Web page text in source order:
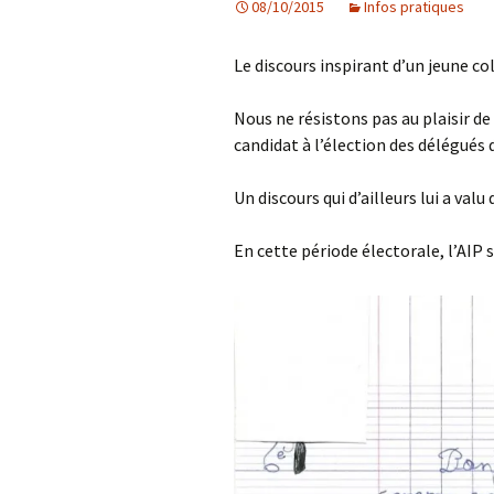
Débats et
Nous rejoindre
08/10/2015 Infos pratiques
Le discours inspirant d’un jeune
Nous ne résistons pas au plaisir
candidat à l’élection des délégués
Un discours qui d’ailleurs lui a valu
En cette période électorale,